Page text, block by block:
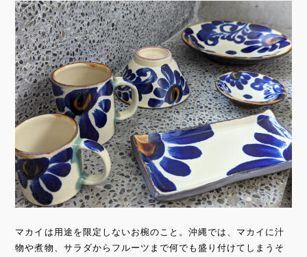
マカイは用途を限定しないお椀のこと。沖縄では、マカイに汁
物や煮物、サラダからフルーツまで何でも盛り付けてしまうそ